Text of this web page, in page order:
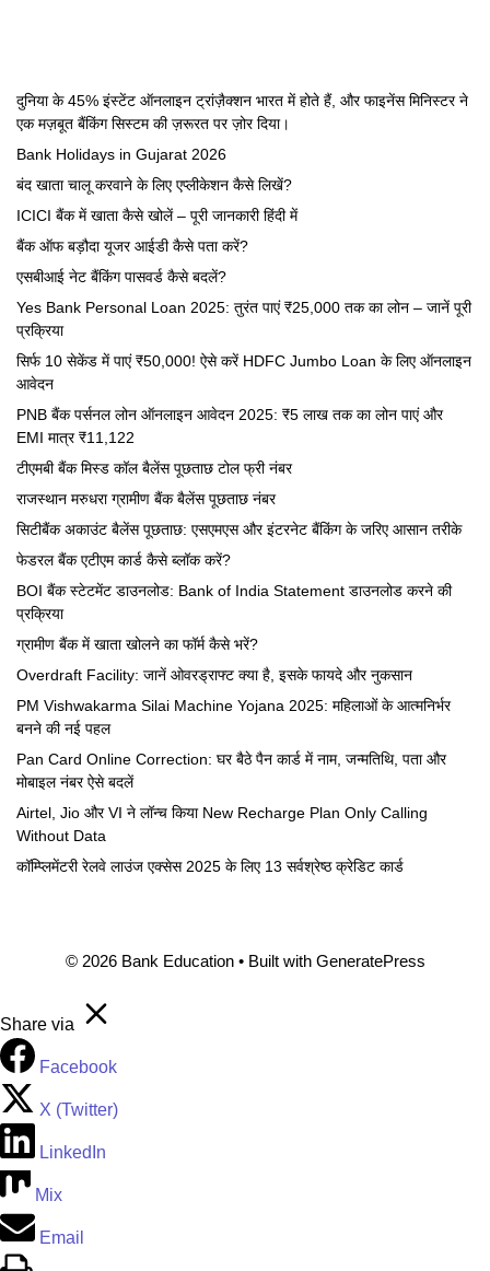
दुनिया के 45% इंस्टेंट ऑनलाइन ट्रांज़ैक्शन भारत में होते हैं, और फाइनेंस मिनिस्टर ने
एक मज़बूत बैंकिंग सिस्टम की ज़रूरत पर ज़ोर दिया।
Bank Holidays in Gujarat 2026
बंद खाता चालू करवाने के लिए एप्लीकेशन कैसे लिखें?
ICICI बैंक में खाता कैसे खोलें – पूरी जानकारी हिंदी में
बैंक ऑफ बड़ौदा यूजर आईडी कैसे पता करें?
एसबीआई नेट बैंकिंग पासवर्ड कैसे बदलें?
Yes Bank Personal Loan 2025: तुरंत पाएं ₹25,000 तक का लोन – जानें पूरी
प्रक्रिया
सिर्फ 10 सेकेंड में पाएं ₹50,000! ऐसे करें HDFC Jumbo Loan के लिए ऑनलाइन
आवेदन
PNB बैंक पर्सनल लोन ऑनलाइन आवेदन 2025: ₹5 लाख तक का लोन पाएं और
EMI मात्र ₹11,122
टीएमबी बैंक मिस्ड कॉल बैलेंस पूछताछ टोल फ्री नंबर
राजस्थान मरुधरा ग्रामीण बैंक बैलेंस पूछताछ नंबर
सिटीबैंक अकाउंट बैलेंस पूछताछ: एसएमएस और इंटरनेट बैंकिंग के जरिए आसान तरीके
फेडरल बैंक एटीएम कार्ड कैसे ब्लॉक करें?
BOI बैंक स्टेटमेंट डाउनलोड: Bank of India Statement डाउनलोड करने की
प्रक्रिया
ग्रामीण बैंक में खाता खोलने का फॉर्म कैसे भरें?
Overdraft Facility: जानें ओवरड्राफ्ट क्या है, इसके फायदे और नुकसान
PM Vishwakarma Silai Machine Yojana 2025: महिलाओं के आत्मनिर्भर
बनने की नई पहल
Pan Card Online Correction: घर बैठे पैन कार्ड में नाम, जन्मतिथि, पता और
मोबाइल नंबर ऐसे बदलें
Airtel, Jio और VI ने लॉन्च किया New Recharge Plan Only Calling
Without Data
कॉम्प्लिमेंटरी रेलवे लाउंज एक्सेस 2025 के लिए 13 सर्वश्रेष्ठ क्रेडिट कार्ड
© 2026 Bank Education• Built with GeneratePress
Share via
Facebook
X (Twitter)
LinkedIn
Mix
Email